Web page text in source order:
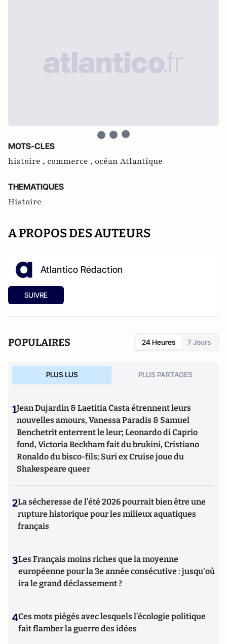
MOTS-CLES
histoire , commerce , océan Atlantique
THEMATIQUES
Histoire
A PROPOS DES AUTEURS
Atlantico Rédaction
SUIVRE
POPULAIRES 24 Heures 7 Jours
PLUS LUS PLUS PARTAGES
1Jean Dujardin & Laetitia Casta étrennent leurs
nouvelles amours, Vanessa Paradis & Samuel
Benchetrit enterrent le leur; Leonardo di Caprio
fond, Victoria Beckham fait du brukini, Cristiano
Ronaldo du bisco-fils; Suri ex Cruise joue du
Shakespeare queer
2La sécheresse de l’été 2026 pourrait bien être une
rupture historique pour les milieux aquatiques
français
3Les Français moins riches que la moyenne
européenne pour la 3e année consécutive : jusqu'où
ira le grand déclassement ?
4Ces mots piégés avec lesquels l’écologie politique
fait flamber la guerre des idées